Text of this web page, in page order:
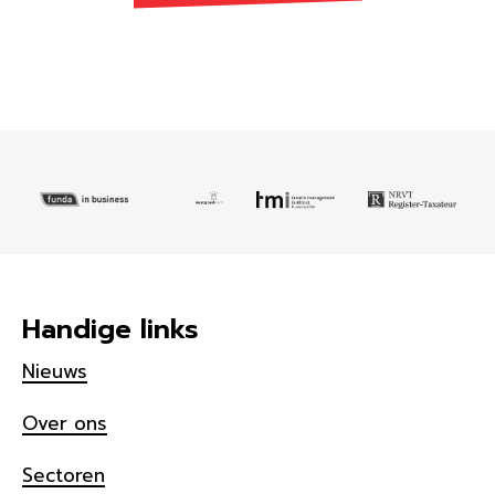
Handige links
Nieuws
Over ons
Sectoren